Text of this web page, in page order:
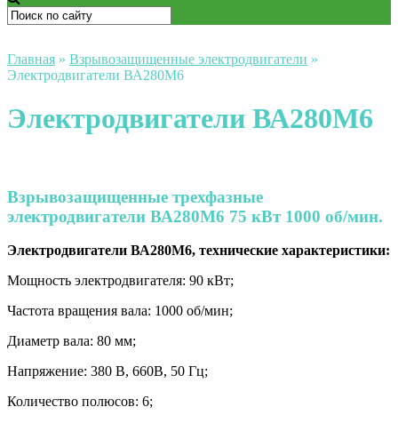
Главная » Взрывозащищенные электродвигатели »
Электродвигатели ВА280М6
Электродвигатели ВА280М6
Взрывозащищенные трехфазные
электродвигатели ВА280М6 75 кВт 1000 об/мин.
Электродвигатели ВА280М6, технические характеристики:
Мощность электродвигателя: 90 кВт;
Частота вращения вала: 1000 об/мин;
Диаметр вала: 80 мм;
Напряжение: 380 В, 660В, 50 Гц;
Количество полюсов: 6;